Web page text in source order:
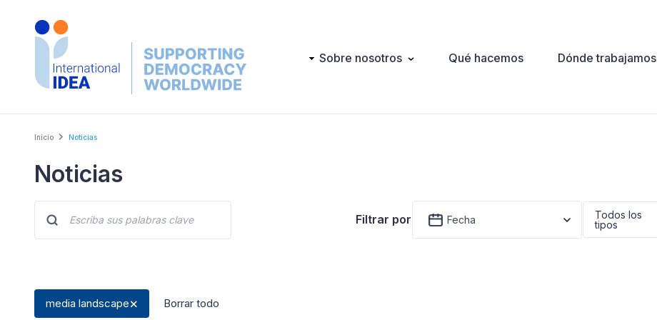
Main Sobre nosotros Qué hacemos Dónde trabajamos
Breadcrumb
Inicio Noticias
Noticias
Filtrar por Fecha
Todos los
tipos
media landscape Borrar todo